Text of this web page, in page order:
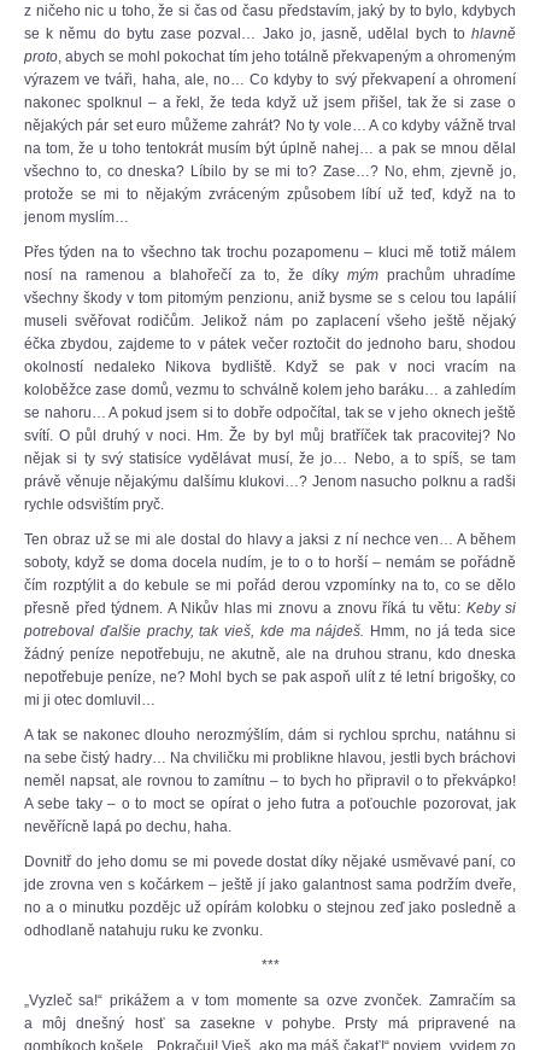
z ničeho nic u toho, že si čas od času představím, jaký by to bylo, kdybych
se k němu do bytu zase pozval… Jako jo, jasně, udělal bych to hlavně
proto, abych se mohl pokochat tím jeho totálně překvapeným a ohromeným
výrazem ve tváři, haha, ale, no… Co kdyby to svý překvapení a ohromení
nakonec spolknul – a řekl, že teda když už jsem přišel, tak že si zase o
nějakých pár set euro můžeme zahrát? No ty vole… A co kdyby vážně trval
na tom, že u toho tentokrát musím být úplně nahej… a pak se mnou dělal
všechno to, co dneska? Líbilo by se mi to? Zase…? No, ehm, zjevně jo,
protože se mi to nějakým zvráceným způsobem líbí už teď, když na to
jenom myslím…
Přes týden na to všechno tak trochu pozapomenu – kluci mě totiž málem
nosí na ramenou a blahořečí za to, že díky mým prachům uhradíme
všechny škody v tom pitomým penzionu, aniž bysme se s celou tou lapálií
museli svěřovat rodičům. Jelikož nám po zaplacení všeho ještě nějaký
éčka zbydou, zajdeme to v pátek večer roztočit do jednoho baru, shodou
okolností nedaleko Nikova bydliště. Když se pak v noci vracím na
koloběžce zase domů, vezmu to schválně kolem jeho baráku… a zahledím
se nahoru… A pokud jsem si to dobře odpočítal, tak se v jeho oknech ještě
svítí. O půl druhý v noci. Hm. Že by byl můj bratříček tak pracovitej? No
nějak si ty svý statisíce vydělávat musí, že jo… Nebo, a to spíš, se tam
právě věnuje nějakýmu dalšímu klukovi…? Jenom nasucho polknu a radši
rychle odsvištím pryč.
Ten obraz už se mi ale dostal do hlavy a jaksi z ní nechce ven… A během
soboty, když se doma docela nudím, je to o to horší – nemám se pořádně
čím rozptýlit a do kebule se mi pořád derou vzpomínky na to, co se dělo
přesně před týdnem. A Nikův hlas mi znovu a znovu říká tu větu: Keby si
potreboval ďalšie prachy, tak vieš, kde ma nájdeš. Hmm, no já teda sice
žádný peníze nepotřebuju, ne akutně, ale na druhou stranu, kdo dneska
nepotřebuje peníze, ne? Mohl bych se pak aspoň ulít z té letní brigošky, co
mi ji otec domluvil…
A tak se nakonec dlouho nerozmýšlím, dám si rychlou sprchu, natáhnu si
na sebe čistý hadry… Na chviličku mi problikne hlavou, jestli bych bráchovi
neměl napsat, ale rovnou to zamítnu – to bych ho připravil o to překvápko!
A sebe taky – o to moct se opírat o jeho futra a poťouchle pozorovat, jak
nevěřícně lapá po dechu, haha.
Dovnitř do jeho domu se mi povede dostat díky nějaké usměvavé paní, co
jde zrovna ven s kočárkem – ještě jí jako galantnost sama podržím dveře,
no a o minutku pozdějc už opírám kolobku o stejnou zeď jako posledně a
odhodlaně natahuju ruku ke zvonku.
***
„Vyzleč sa!“ prikážem a v tom momente sa ozve zvonček. Zamračím sa
a môj dnešný hosť sa zasekne v pohybe. Prsty má pripravené na
gombíkoch košele. „Pokračuj! Vieš, ako ma máš čakať!“ poviem, vyjdem zo